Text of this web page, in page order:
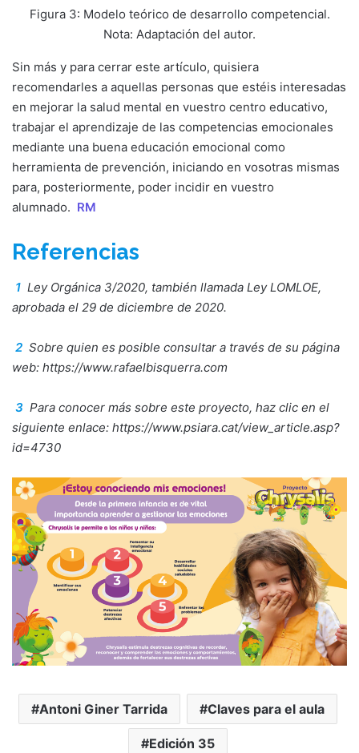
Figura 3: Modelo teórico de desarrollo competencial.
Nota: Adaptación del autor.
Sin más y para cerrar este artículo, quisiera
recomendarles a aquellas personas que estéis interesadas
en mejorar la salud mental en vuestro centro educativo,
trabajar el aprendizaje de las competencias emocionales
mediante una buena educación emocional como
herramienta de prevención, iniciando en vosotras mismas
para, posteriormente, poder incidir en vuestro
alumnado. RM
Referencias
1 Ley Orgánica 3/2020, también llamada Ley LOMLOE,
aprobada el 29 de diciembre de 2020.
2 Sobre quien es posible consultar a través de su página
web: https://www.rafaelbisquerra.com
3 Para conocer más sobre este proyecto, haz clic en el
siguiente enlace: https://www.psiara.cat/view_article.asp?
id=4730
Antoni Giner Tarrida Claves para el aula
Edición 35